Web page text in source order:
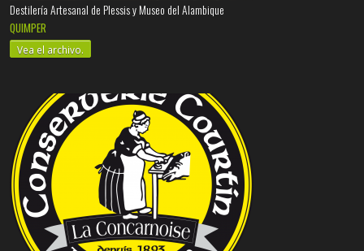
Destilería Artesanal de Plessis y Museo del Alambique
QUIMPER
Vea el archivo.